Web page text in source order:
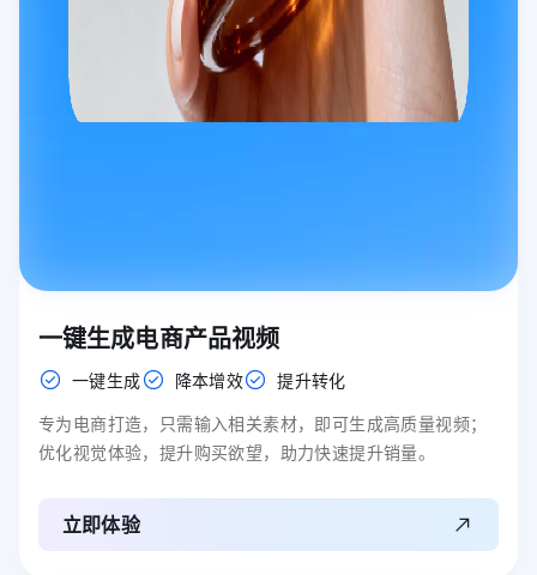
一键生成电商产品视频
一键生成 降本增效
提升转化
专为电商打造，只需输入相关素材，即可生成高质量视频；
优化视觉体验，提升购买欲望，助力快速提升销量。
立即体验